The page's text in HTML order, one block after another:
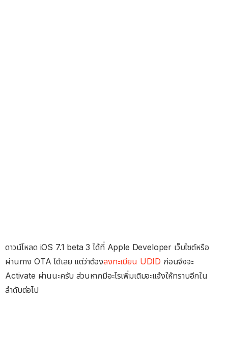
ดาวน์โหลด iOS 7.1 beta 3 ได้ที่ Apple Developer เว็บไซต์หรือ
ผ่านทาง OTA ได้เลย แต่ว่าต้องลงทะเบียน UDID ก่อนจึงจะ
Activate ผ่านนะครับ ส่วนหากมีอะไรเพิ่มเติมจะแจ้งให้ทราบอีกใน
ลำดับต่อไป